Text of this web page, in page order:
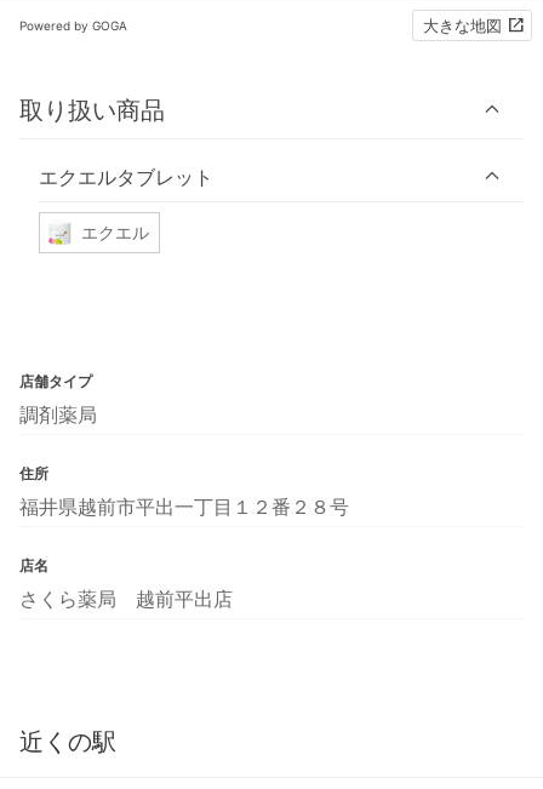
Powered by GOGA 大きな地図
取り扱い商品
エクエルタブレット
エクエル
店舗タイプ
調剤薬局
住所
福井県越前市平出一丁目１２番２８号
店名
さくら薬局 越前平出店
近くの駅